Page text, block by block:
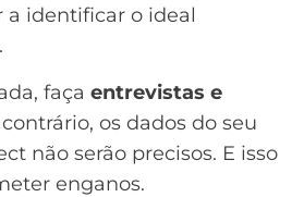
a identificar o ideal
faça entrevistas e
contrário, os dados do seu
não serão precisos. E isso
enganos.